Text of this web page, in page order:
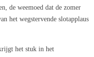
de weemoed dat de zomer
het wegstervende slotapplaus
het stuk in het